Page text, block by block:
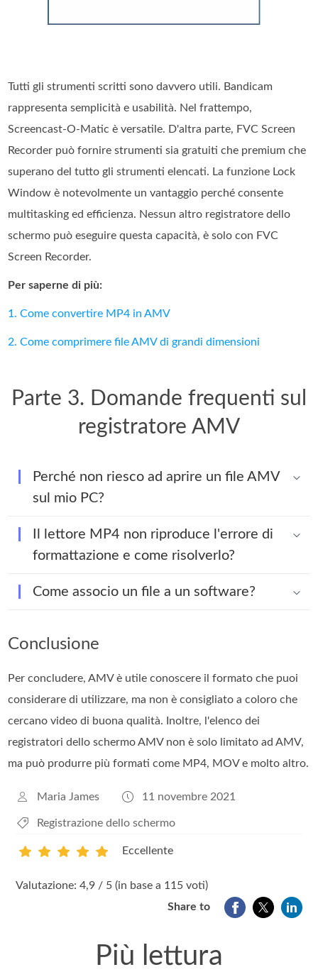
Tutti gli strumenti scritti sono davvero utili. Bandicam
rappresenta semplicità e usabilità. Nel frattempo,
Screencast-O-Matic è versatile. D'altra parte, FVC Screen
Recorder può fornire strumenti sia gratuiti che premium che
superano del tutto gli strumenti elencati. La funzione Lock
Window è notevolmente un vantaggio perché consente
multitasking ed efficienza. Nessun altro registratore dello
schermo può eseguire questa capacità, è solo con FVC
Screen Recorder.
Per saperne di più:
1. Come convertire MP4 in AMV
2. Come comprimere file AMV di grandi dimensioni
Parte 3. Domande frequenti sul
registratore AMV
Perché non riesco ad aprire un file AMV
sul mio PC?
Il lettore MP4 non riproduce l'errore di
formattazione e come risolverlo?
Come associo un file a un software?
Conclusione
Per concludere, AMV è utile conoscere il formato che puoi
considerare di utilizzare, ma non è consigliato a coloro che
cercano video di buona qualità. Inoltre, l'elenco dei
registratori dello schermo AMV non è solo limitato ad AMV,
ma può produrre più formati come MP4, MOV e molto altro.
Maria James 11 novembre 2021
Registrazione dello schermo
Eccellente
Valutazione: 4,9 / 5 (in base a 115 voti)
Share to
Più lettura